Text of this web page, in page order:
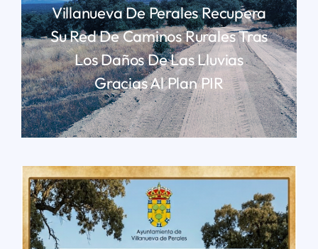
Villanueva De Perales Recupera
Su Red De Caminos Rurales Tras
Los Daños De Las Lluvias
Gracias Al Plan PIR
LEER MÁS